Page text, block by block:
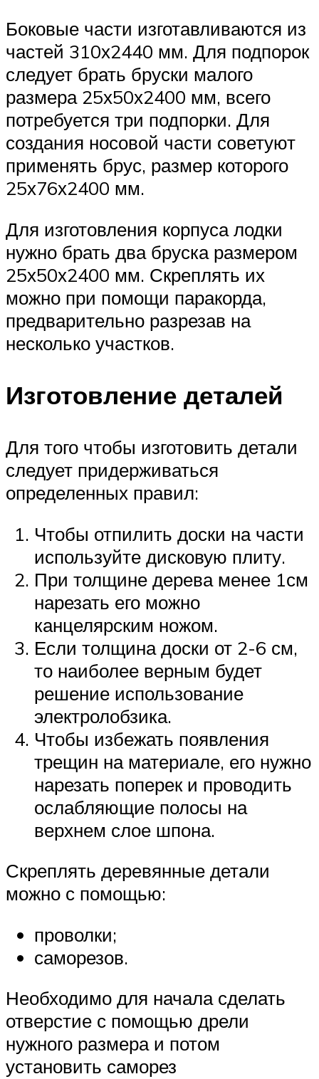
Боковые части изготавливаются из
частей 310х2440 мм. Для подпорок
следует брать бруски малого
размера 25х50х2400 мм, всего
потребуется три подпорки. Для
создания носовой части советуют
применять брус, размер которого
25х76х2400 мм.
Для изготовления корпуса лодки
нужно брать два бруска размером
25х50х2400 мм. Скреплять их
можно при помощи паракорда,
предварительно разрезав на
несколько участков.
Изготовление деталей
Для того чтобы изготовить детали
следует придерживаться
определенных правил:
Чтобы отпилить доски на части
используйте дисковую плиту.
При толщине дерева менее 1см
нарезать его можно
канцелярским ножом.
Если толщина доски от 2-6 см,
то наиболее верным будет
решение использование
электролобзика.
Чтобы избежать появления
трещин на материале, его нужно
нарезать поперек и проводить
ослабляющие полосы на
верхнем слое шпона.
Скреплять деревянные детали
можно с помощью:
проволки;
саморезов.
Необходимо для начала сделать
отверстие с помощью дрели
нужного размера и потом
установить саморез